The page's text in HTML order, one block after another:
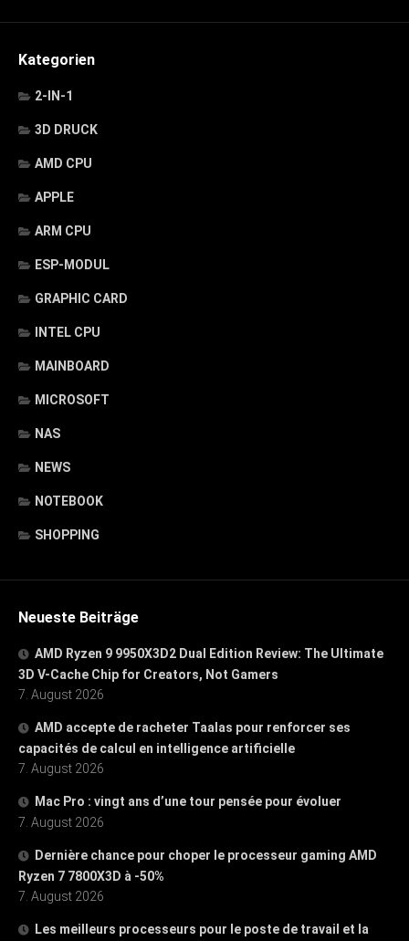
Kategorien
2-IN-1
3D DRUCK
AMD CPU
APPLE
ARM CPU
ESP-MODUL
GRAPHIC CARD
INTEL CPU
MAINBOARD
MICROSOFT
NAS
NEWS
NOTEBOOK
SHOPPING
Neueste Beiträge
AMD Ryzen 9 9950X3D2 Dual Edition Review: The Ultimate
3D V-Cache Chip for Creators, Not Gamers
7. August 2026
AMD accepte de racheter Taalas pour renforcer ses
capacités de calcul en intelligence artificielle
7. August 2026
Mac Pro : vingt ans d’une tour pensée pour évoluer
7. August 2026
Dernière chance pour choper le processeur gaming AMD
Ryzen 7 7800X3D à -50%
7. August 2026
Les meilleurs processeurs pour le poste de travail et la